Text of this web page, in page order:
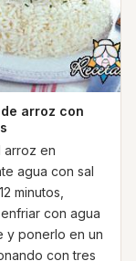
arroz con
arroz en
agua con sal
minutos,
con agua
y ponerlo en un
con tres